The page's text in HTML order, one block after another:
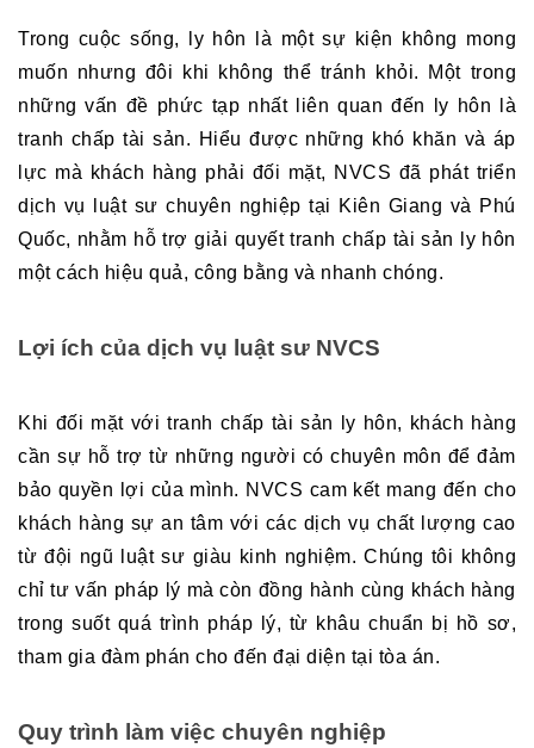
Trong cuộc sống, ly hôn là một sự kiện không mong
muốn nhưng đôi khi không thể tránh khỏi. Một trong
những vấn đề phức tạp nhất liên quan đến ly hôn là
tranh chấp tài sản. Hiểu được những khó khăn và áp
lực mà khách hàng phải đối mặt, NVCS đã phát triển
dịch vụ luật sư chuyên nghiệp tại Kiên Giang và Phú
Quốc, nhằm hỗ trợ giải quyết tranh chấp tài sản ly hôn
một cách hiệu quả, công bằng và nhanh chóng.
Lợi ích của dịch vụ luật sư NVCS
Khi đối mặt với tranh chấp tài sản ly hôn, khách hàng
cần sự hỗ trợ từ những người có chuyên môn để đảm
bảo quyền lợi của mình. NVCS cam kết mang đến cho
khách hàng sự an tâm với các dịch vụ chất lượng cao
từ đội ngũ luật sư giàu kinh nghiệm. Chúng tôi không
chỉ tư vấn pháp lý mà còn đồng hành cùng khách hàng
trong suốt quá trình pháp lý, từ khâu chuẩn bị hồ sơ,
tham gia đàm phán cho đến đại diện tại tòa án.
Quy trình làm việc chuyên nghiệp